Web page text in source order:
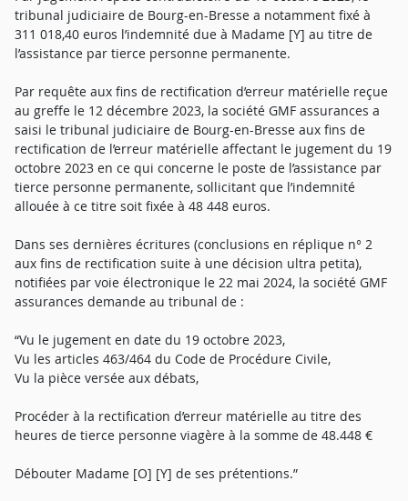
tribunal judiciaire de Bourg-en-Bresse a notamment fixé à
311 018,40 euros l’indemnité due à Madame [Y] au titre de
l’assistance par tierce personne permanente.
Par requête aux fins de rectification d’erreur matérielle reçue
au greffe le 12 décembre 2023, la société GMF assurances a
saisi le tribunal judiciaire de Bourg-en-Bresse aux fins de
rectification de l’erreur matérielle affectant le jugement du 19
octobre 2023 en ce qui concerne le poste de l’assistance par
tierce personne permanente, sollicitant que l’indemnité
allouée à ce titre soit fixée à 48 448 euros.
Dans ses dernières écritures (conclusions en réplique n° 2
aux fins de rectification suite à une décision ultra petita),
notifiées par voie électronique le 22 mai 2024, la société GMF
assurances demande au tribunal de :
“Vu le jugement en date du 19 octobre 2023,
Vu les articles 463/464 du Code de Procédure Civile,
Vu la pièce versée aux débats,
Procéder à la rectification d’erreur matérielle au titre des
heures de tierce personne viagère à la somme de 48.448 €
Débouter Madame [O] [Y] de ses prétentions.”